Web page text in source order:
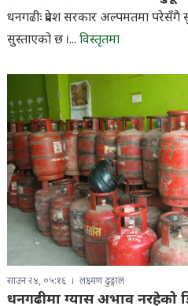
धनगढीः प्रदेश सरकार अल्पमतमा परेसँगै
सुस्ताएको छ ।... विस्तृतमा
साउन २४, ०५:१६ लक्ष्मण ढुङ्गाल
धनगढीमा ग्यास अभाव नरहेको